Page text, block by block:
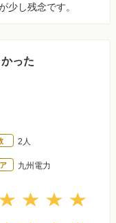
少し残念です。
った
2人
九州電力